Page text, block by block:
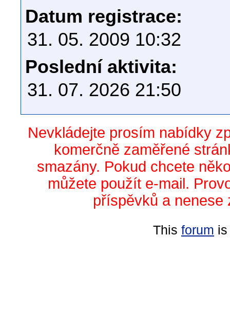
Datum registrace:
31. 05. 2009 10:32
Poslední aktivita:
31. 07. 2026 21:50
Nevkládejte prosím nabídky
komerčně zaměřené
smazány. Pokud chcete
můžete použít e-mail.
příspěvků a nenese
This forum